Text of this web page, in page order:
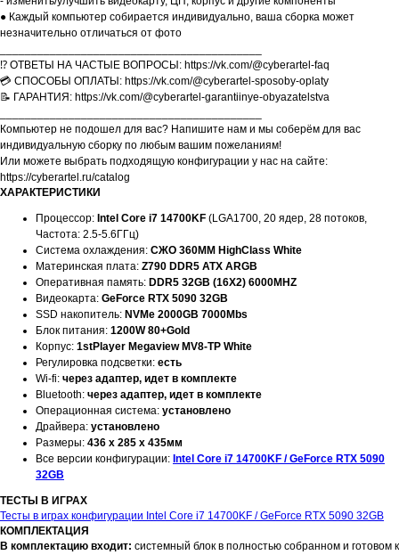
● Каждый компьютер собирается индивидуально, ваша сборка может
незначительно отличаться от фото
⁉️ ОТВЕТЫ НА ЧАСТЫЕ ВОПРОСЫ: https://vk.com/@cyberartel-faq
💳 СПОСОБЫ ОПЛАТЫ: https://vk.com/@cyberartel-sposoby-oplaty
📝 ГАРАНТИЯ: https://vk.com/@cyberartel-garantiinye-obyazatelstva
Компьютер не подошел для вас? Напишите нам и мы соберём для вас
индивидуальную сборку по любым вашим пожеланиям!
Или можете выбрать подходящую конфигурации у нас на сайте:
https://cyberartel.ru/catalog
ХАРАКТЕРИСТИКИ
Процессор: Intel Core i7 14700KF (LGA1700, 20 ядер, 28 потоков,
Частота: 2.5-5.6ГГц)
Система охлаждения: СЖО 360MM HighClass White
Материнская плата: Z790 DDR5 ATX ARGB
Оперативная память: DDR5 32GB (16X2) 6000MHZ
Видеокарта: GeForce RTX 5090 32GB
SSD накопитель: NVMe 2000GB 7000Mbs
Блок питания: 1200W 80+Gold
Корпус: 1stPlayer Megaview MV8-TP White
Регулировка подсветки: есть
Wi-fi: через адаптер, идет в комплекте
Bluetooth: через адаптер, идет в комплекте
Операционная система: установлено
Драйвера: установлено
Размеры: 436 x 285 x 435мм
Все версии конфигурации: Intel Core i7 14700KF / GeForce RTX 5090
32GB
ТЕСТЫ В ИГРАХ
Тесты в играх конфигурации Intel Core i7 14700KF / GeForce RTX 5090 32GB
КОМПЛЕКТАЦИЯ
В комплектацию входит: системный блок в полностью собранном и готовом к